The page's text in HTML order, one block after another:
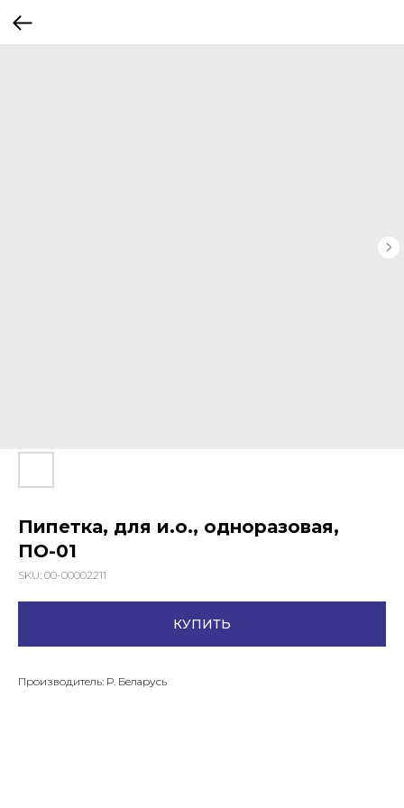
Пипетка, для и.о., одноразовая,
ПО-01
SKU: 00-00002211
КУПИТЬ
Производитель: Р. Беларусь